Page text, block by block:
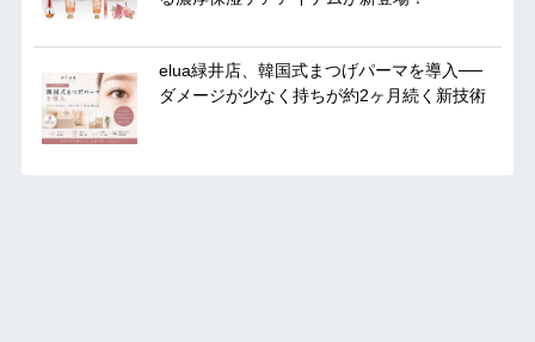
elua緑井店、韓国式まつげパーマを導入──
ダメージが少なく持ちが約2ヶ月続く新技術